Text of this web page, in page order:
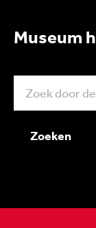
Museum
Zoeken